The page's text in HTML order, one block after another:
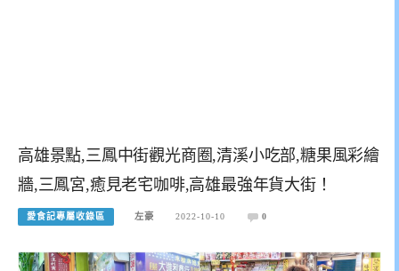
高雄景點,三鳳中街觀光商圈,清溪小吃部,糖果風彩繪
牆,三鳳宮,癒見老宅咖啡,高雄最強年貨大街！
愛食記專屬收錄區 左豪 2022-10-10 0